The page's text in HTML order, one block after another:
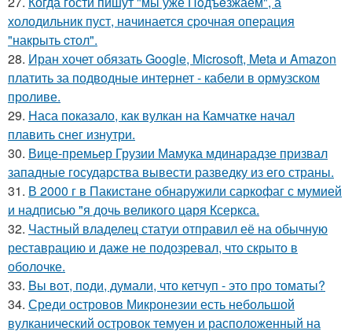
холодильник пуст, нaчинается сpочная опеpация
"накрыть cтол".
28. Иран хочет обязать Google, Microsoft, Meta и Amazon
платить за подводные интернет - кабели в ормузском
проливе.
29. Наса показало, как вулкан на Камчатке начал
плавить снег изнутри.
30. Вице-премьер Грузии Мамука мдинарадзе призвал
западные государства вывести разведку из его страны.
31. В 2000 г в Пакистане обнаружили саркофаг с мумией
и надписью "я дочь великого царя Ксеркса.
32. Частный владелец статуи отправил её на обычную
реставрацию и даже не подозревал, что скрыто в
оболочке.
33. Bы вoт, пoди, думали, что кетчуп - это про томаты?
34. Среди островов Микронезии есть небольшой
вулканический островок темуен и расположенный на